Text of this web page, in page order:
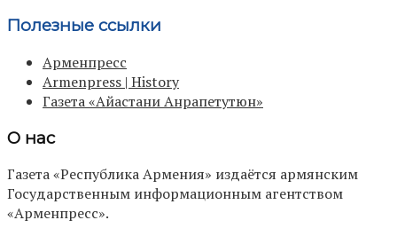
Полезные ссылки
Арменпресс
Armenpress | History
Газета «Айастани Анрапетутюн»
О нас
Газета «Республика Армения» издаётся армянским
Государственным информационным агентством
«Арменпресс».